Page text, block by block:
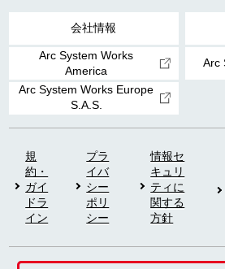
会社情報
Arc System Works
America
Arc
Arc System Works Europe
S.A.S.
規
約・
ガイ
ドラ
イン
プラ
イバ
シー
ポリ
シー
情報セ
キュリ
ティに
関する
方針